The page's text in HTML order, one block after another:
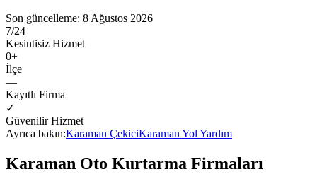
Son güncelleme: 8 Ağustos 2026
7/24
Kesintisiz Hizmet
0+
İlçe
—
Kayıtlı Firma
✓
Güvenilir Hizmet
Ayrıca bakın:Karaman ÇekiciKaraman Yol Yardım
Karaman Oto Kurtarma Firmaları